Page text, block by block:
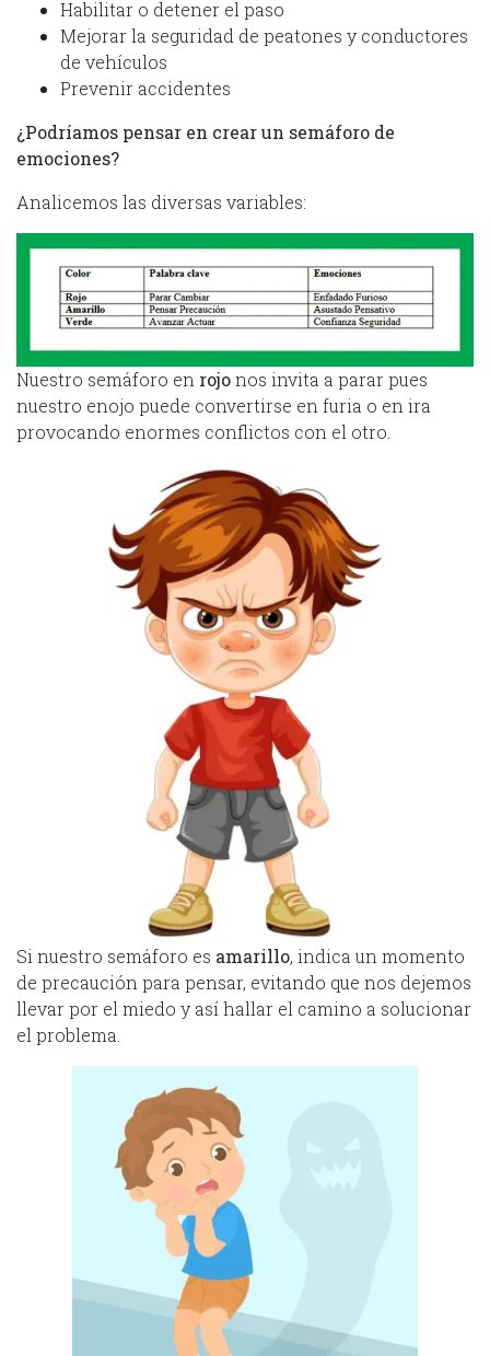
Habilitar o detener el paso
Mejorar la seguridad de peatones y conductores
de vehículos
Prevenir accidentes
¿Podríamos pensar en crear un semáforo de
emociones?
Analicemos las diversas variables:
Nuestro semáforo en rojonos invita a parar pues
nuestro enojo puede convertirse en furia o en ira
provocando enormes conflictos con el otro.
Si nuestro semáforo es amarillo, indica un momento
de precaución para pensar, evitando que nos dejemos
llevar por el miedo y así hallar el camino a solucionar
el problema.